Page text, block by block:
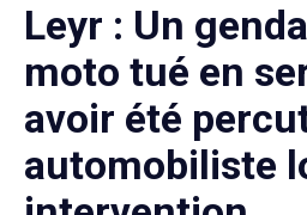
Leyr : Un
moto tué en
avoir été
automobiliste